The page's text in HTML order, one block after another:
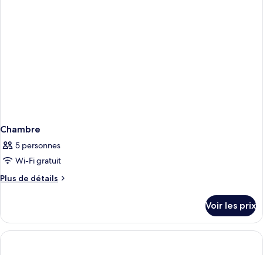
Chambre
5 personnes
Wi-Fi gratuit
Plus de détails
Plus
le
type
de
Voir les prix